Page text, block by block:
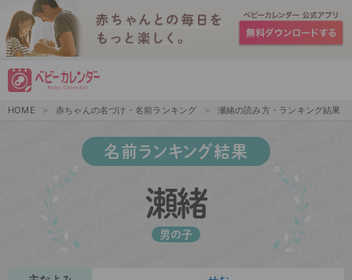
HOME 赤ちゃんの名づけ・名前ランキング 瀬緒の読み方・ランキング結果
名前ランキング結果
瀬緒
男の子